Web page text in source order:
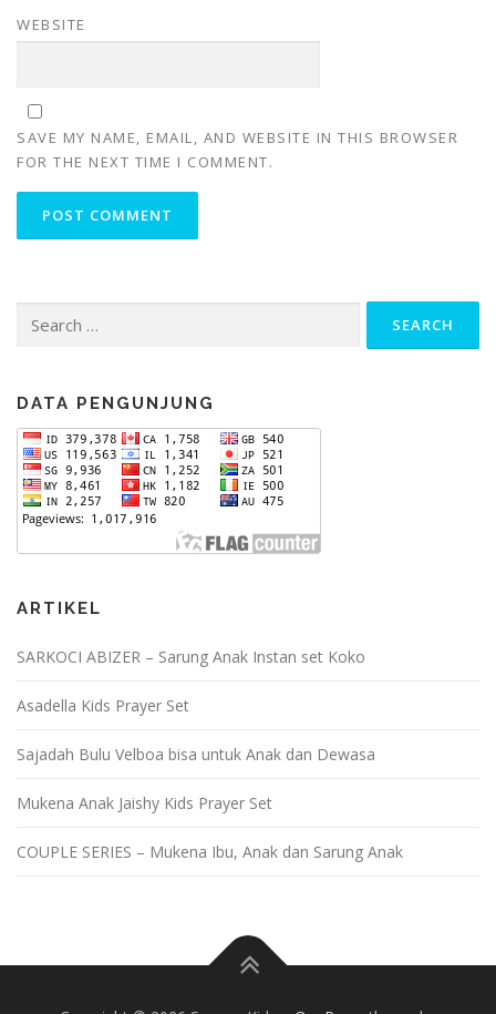
WEBSITE
SAVE MY NAME, EMAIL, AND WEBSITE IN THIS BROWSER
FOR THE NEXT TIME I COMMENT.
for:
DATA PENGUNJUNG
ARTIKEL
SARKOCI ABIZER – Sarung Anak Instan set Koko
Asadella Kids Prayer Set
Sajadah Bulu Velboa bisa untuk Anak dan Dewasa
Mukena Anak Jaishy Kids Prayer Set
COUPLE SERIES – Mukena Ibu, Anak dan Sarung Anak